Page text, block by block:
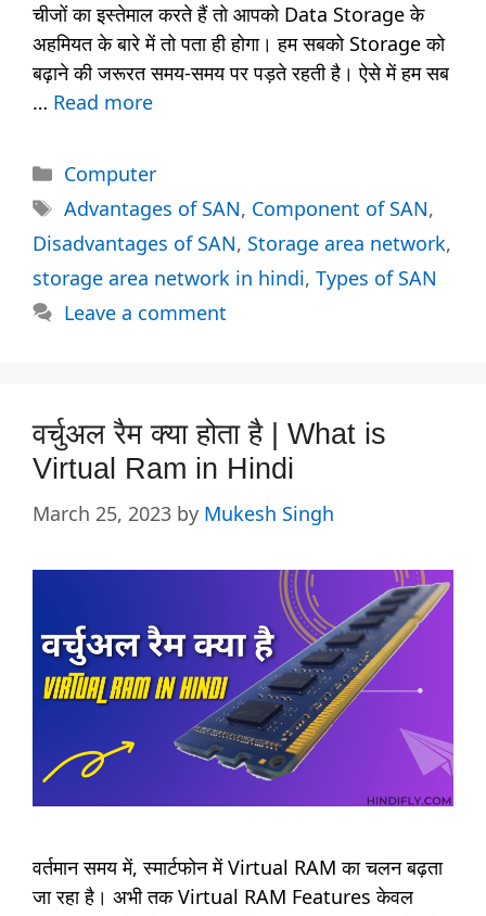
चीजों का इस्तेमाल करते हैं तो आपको Data Storage के
अहमियत के बारे में तो पता ही होगा। हम सबको Storage को
बढ़ाने की जरूरत समय-समय पर पड़ते रहती है। ऐसे में हम सब
… Read more
Categories
Computer
Tags
Advantages of SAN, Component of SAN,
Disadvantages of SAN, Storage area network,
storage area network in hindi, Types of SAN
Leave a comment
वर्चुअल रैम क्या होता है | What is
Virtual Ram in Hindi
March 25, 2023 by Mukesh Singh
वर्तमान समय में, स्मार्टफोन में Virtual RAM का चलन बढ़ता
जा रहा है। अभी तक Virtual RAM Features केवल